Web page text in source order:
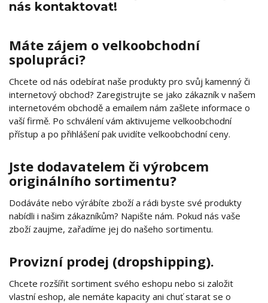
nás kontaktovat!
Máte zájem o velkoobchodní
spolupráci?
Chcete od nás odebírat naše produkty pro svůj kamenný či
internetový obchod? Zaregistrujte se jako zákazník v našem
internetovém obchodě a emailem nám zašlete informace o
vaší firmě. Po schválení vám aktivujeme velkoobchodní
přístup a po přihlášení pak uvidíte velkoobchodní ceny.
Jste dodavatelem či výrobcem
originálního sortimentu?
Dodáváte nebo výrábíte zboží a rádi byste své produkty
nabídli i našim zákazníkům? Napište nám. Pokud nás vaše
zboží zaujme, zařadíme jej do našeho sortimentu.
Provizní prodej (dropshipping).
Chcete rozšířit sortiment svého eshopu nebo si založit
vlastní eshop, ale nemáte kapacity ani chuť starat se o